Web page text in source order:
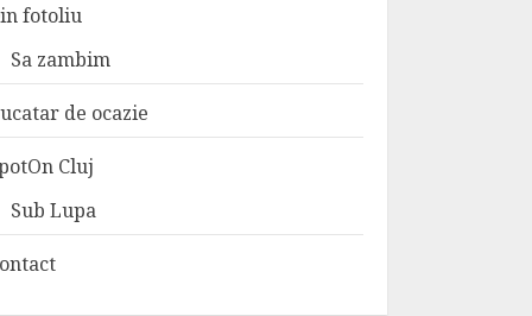
fotoliu
Sa zambim
de ocazie
Cluj
Sub Lupa